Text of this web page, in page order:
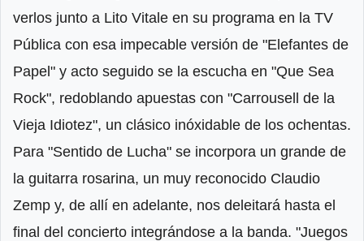
verlos junto a Lito Vitale en su programa en la TV
Pública con esa impecable versión de "Elefantes de
Papel" y acto seguido se la escucha en "Que Sea
Rock", redoblando apuestas con "Carrousell de la
Vieja Idiotez", un clásico inóxidable de los ochentas.
Para "Sentido de Lucha" se incorpora un grande de
la guitarra rosarina, un muy reconocido Claudio
Zemp y, de allí en adelante, nos deleitará hasta el
final del concierto integrándose a la banda. "Juegos